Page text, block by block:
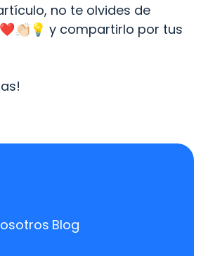
no te olvides de
y compartirlo por tus
Blog